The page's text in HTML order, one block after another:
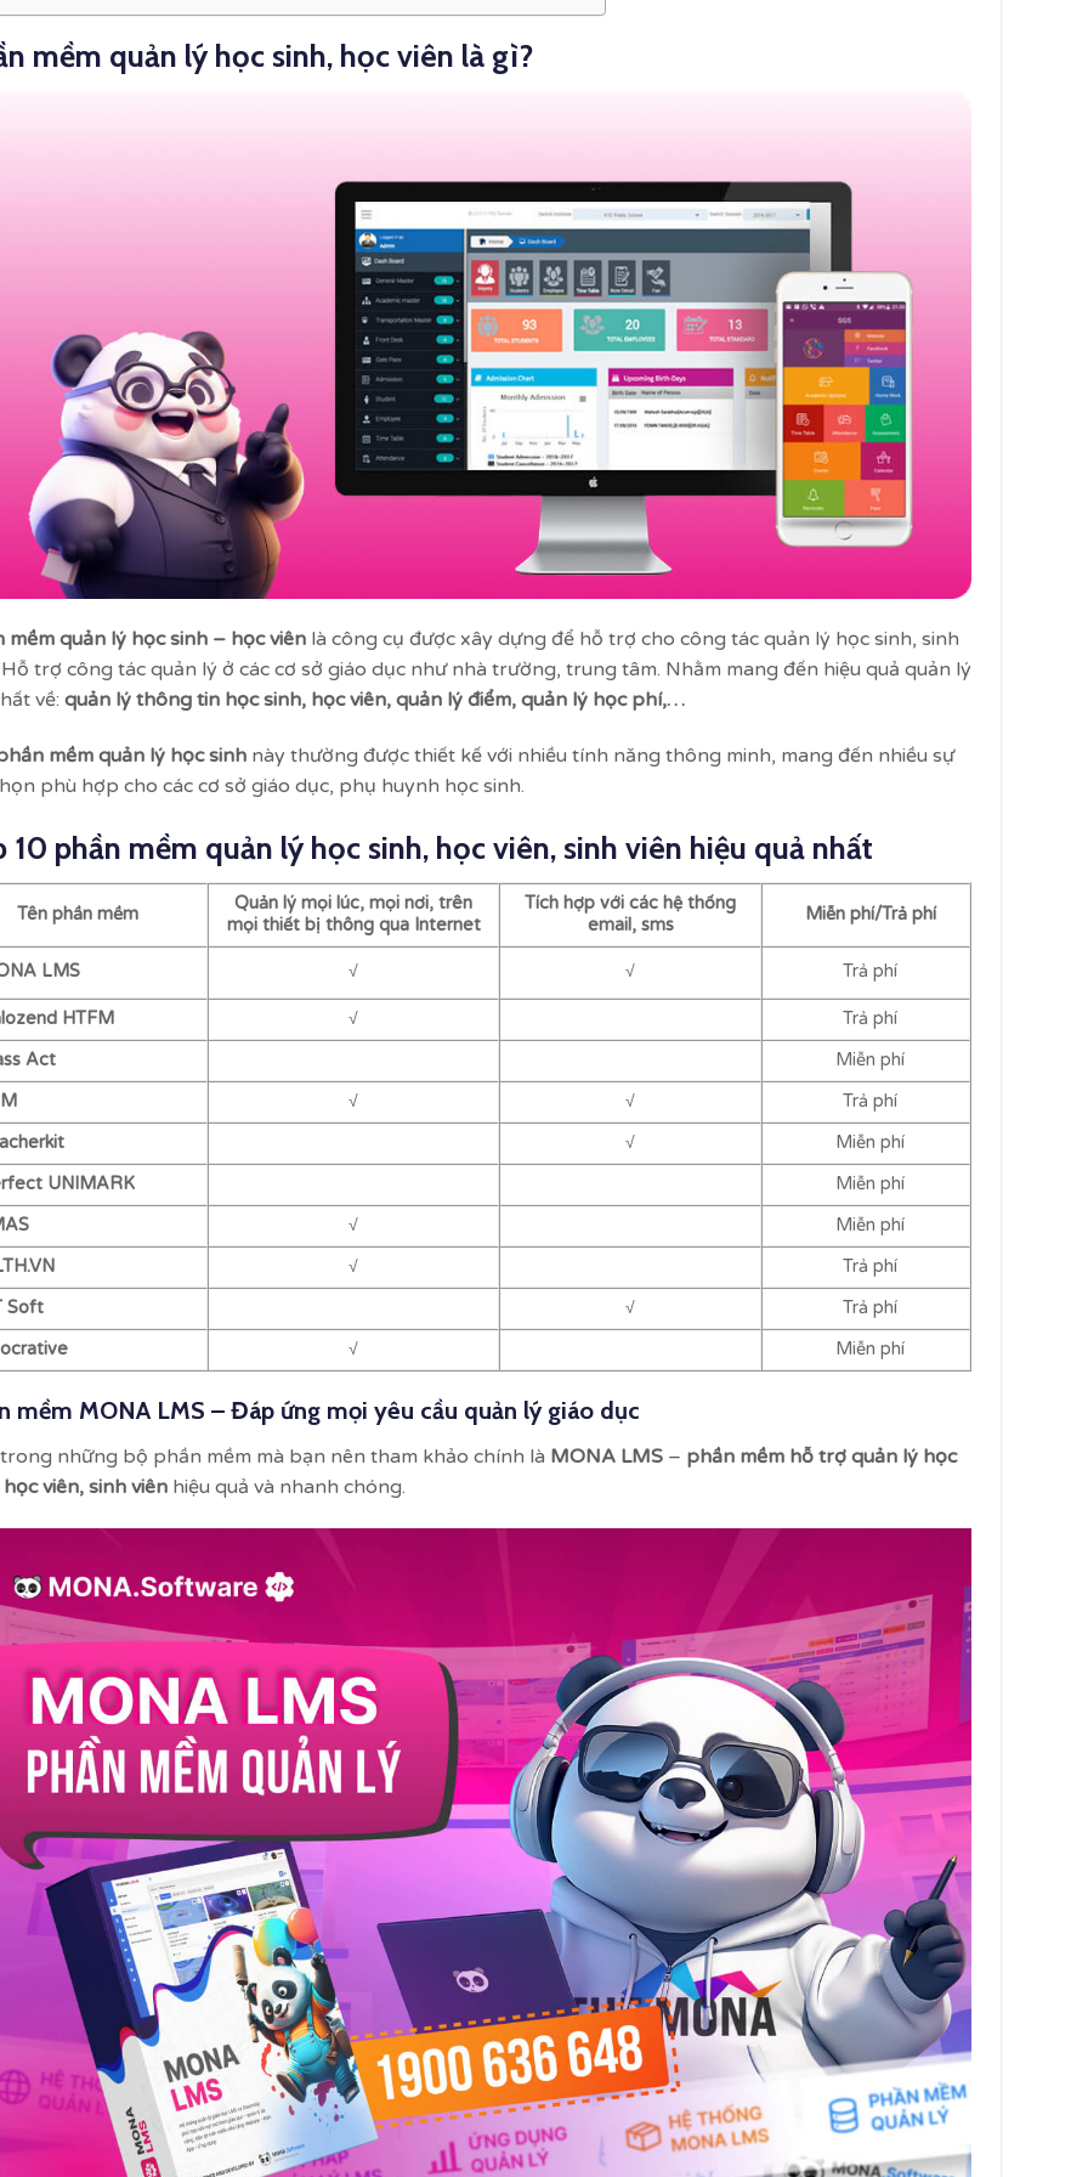
mềm quản lý học sinh, học viên là gì?
mềm quản lý học sinh – học viên là công cụ được xây dựng để hỗ trợ cho công tác quản lý học sinh, sinh
Hỗ trợ công tác quản lý ở các cơ sở giáo dục như nhà trường, trung tâm. Nhằm mang đến hiệu quả quản lý
về: quản lý thông tin học sinh, học viên, quản lý điểm, quản lý học phí,…
mềm quản lý học sinh này thường được thiết kế với nhiều tính năng thông minh, mang đến nhiều sự
phù hợp cho các cơ sở giáo dục, phụ huynh học sinh.
10 phần mềm quản lý học sinh, học viên, sinh viên hiệu quả nhất
Tên phần mềm
Quản lý mọi lúc, mọi nơi, trên
mọi thiết bị thông qua Internet
Tích hợp với các hệ thống
email, sms
Miễn phí/Trả phí
LMS √ √ Trả phí
HTFM √
Trả phí
Act
Miễn phí
√ √
Trả phí
√
Miễn phí
UNIMARK
Miễn phí
√
Miễn phí
√
Trả phí
Soft
√
Trả phí
√ Miễn phí
mềm MONA LMS – Đáp ứng mọi yêu cầu quản lý giáo dục
những bộ phần mềm mà bạn nên tham khảo chính là MONA LMS – phần mềm hỗ trợ quản lý học
viên, sinh viên hiệu quả và nhanh chóng.